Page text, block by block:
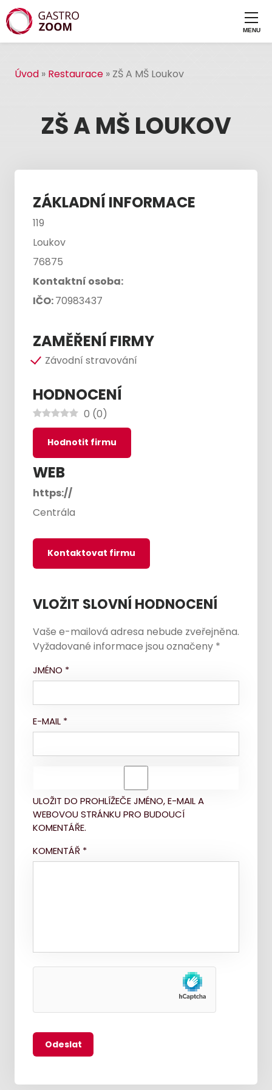
Úvod » Restaurace » ZŠ A MŠ Loukov
ZŠ A MŠ LOUKOV
ZÁKLADNÍ INFORMACE
119
Loukov
76875
Kontaktní osoba:
IČO:70983437
ZAMĚŘENÍ FIRMY
Závodní stravování
HODNOCENÍ
0 (0)
Hodnotit firmu
WEB
https://
Centrála
Kontaktovat firmu
VLOŽIT SLOVNÍ HODNOCENÍ
Vaše e-mailová adresa nebude zveřejněna.
Vyžadované informace jsou označeny *
JMÉNO *
E-MAIL *
ULOŽIT DO PROHLÍŽEČE JMÉNO, E-MAIL A
WEBOVOU STRÁNKU PRO BUDOUCÍ
KOMENTÁŘE.
KOMENTÁŘ *